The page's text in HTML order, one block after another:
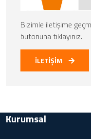
Bizimle iletişime
butonuna tıklayınız.
İLETİŞİM
Kurumsal